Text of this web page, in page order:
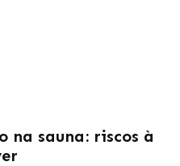
na sauna: riscos à